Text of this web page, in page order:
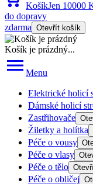
KošíkJen 10000
do dopravy
zdarma Otevřít košík
Košík je prázdný...
Menu
Elektrické holicí
Dámské holicí
Zastřihovače
Žiletky a holítka
Péče o vousy
Péče o vlasy
Péče o tělo
Péče o obličej